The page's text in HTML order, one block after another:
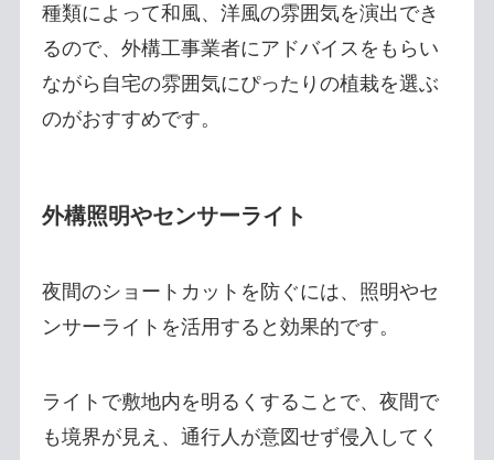
種類によって和風、洋風の雰囲気を演出でき
るので、外構工事業者にアドバイスをもらい
ながら自宅の雰囲気にぴったりの植栽を選ぶ
のがおすすめです。
外構照明やセンサーライト
夜間のショートカットを防ぐには、照明やセ
ンサーライトを活用すると効果的です。
ライトで敷地内を明るくすることで、夜間で
も境界が見え、通行人が意図せず侵入してく